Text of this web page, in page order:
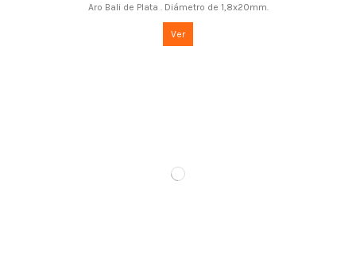
Aro Bali de Plata . Diámetro de 1,8x20mm.
Ver